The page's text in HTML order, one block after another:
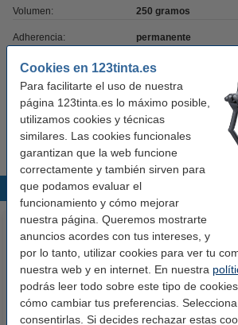
Cookies en 123tinta.es
Para facilitarte el uso de nuestra
página 123tinta.es lo máximo posible,
utilizamos cookies y técnicas
similares. Las cookies funcionales
garantizan que la web funcione
correctamente y también sirven para
que podamos evaluar el
funcionamiento y cómo mejorar
nuestra página. Queremos mostrarte
anuncios acordes con tus intereses, y
por lo tanto, utilizar cookies para ver tu
nuestra web y en internet. En nuestra
podrás leer todo sobre este tipo de
cómo cambiar tus preferencias.
consentirlas. Si decides rechazar estas
Volumen: 250 gramos
Adherencia: permanente
Cantidad: 1 unidad
Código EAN: 5410091238919
Información: información de
Productos destacados